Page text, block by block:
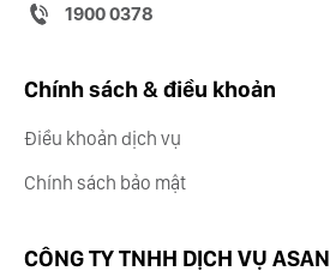
1900 0378
Chính sách & điều khoản
Điều khoản dịch vụ
Chính sách bảo mật
CÔNG TY TNHH DỊCH VỤ ASAN